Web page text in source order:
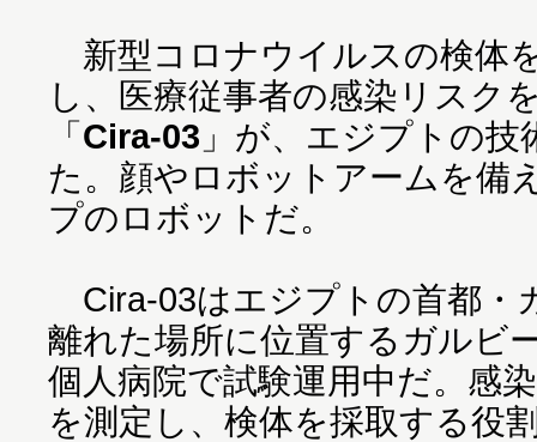
新型コロナウイルスの検体
し、医療従事者の感染リスク
「Cira-03 」が、エジプトの
た。顔やロボットアームを備
プのロボットだ。
Cira-03はエジプトの首都・
離れた場所に位置するガルビ
個人病院で試験運用中だ。感
を測定し、検体を採取する役